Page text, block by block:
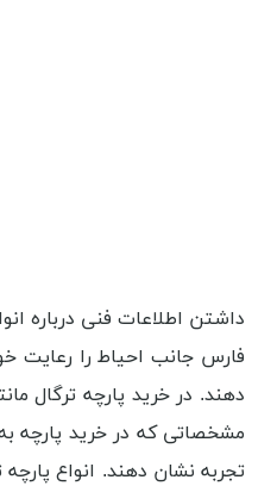
داشتن اطلاعات فنی درباره
فارس جانب احیاط را رعایت
دهند. در خرید پارچه ترگال
مشخصاتی که در خرید پارچه
تجربه نشان دهند. انواع